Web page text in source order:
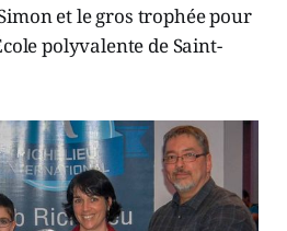
et le gros trophée pour
polyvalente de Saint-